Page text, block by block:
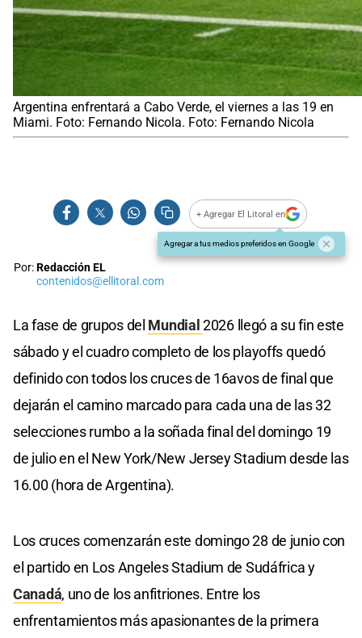
Argentina enfrentará a Cabo Verde, el viernes a las 19 en
Miami. Foto: Fernando Nicola. Foto: Fernando Nicola
+ Agregar El Litoral en
Agregar a tus medios preferidos en Google
Por:Redacción EL
contenidos@ellitoral.com
La fase de grupos del Mundial2026 llegó a su fin este
sábado y el cuadro completo de los playoffs quedó
definido con todos los cruces de 16avos de final que
dejarán el camino marcado para cada una de las 32
selecciones rumbo a la soñada final del domingo 19
de julio en el New York/New Jersey Stadium desde las
16.00 (hora de Argentina).
Los cruces comenzarán este domingo 28 de junio con
el partido en Los Angeles Stadium de Sudáfrica y
Canadá, uno de los anfitriones. Entre los
enfrentamientos más apasionantes de la primera